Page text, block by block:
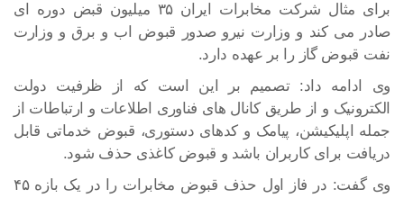
برای مثال شرکت مخابرات ایران ۳۵ میلیون قبض دوره ای
صادر می کند و وزارت نیرو صدور قبوض اب و برق و وزارت
نفت قبوض گاز را بر عهده دارد.
وی ادامه داد: تصمیم بر این است که از ظرفیت دولت
الکترونیک و از طریق کانال های فناوری اطلاعات و ارتباطات از
جمله اپلیکیشن، پیامک و کدهای دستوری، قبوض خدماتی قابل
دریافت برای کاربران باشد و قبوض کاغذی حذف شود.
وی گفت: در فاز اول حذف قبوض مخابرات را در یک بازه ۴۵